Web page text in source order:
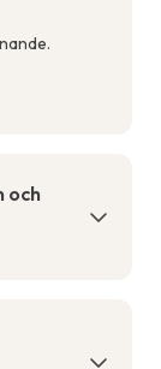
och